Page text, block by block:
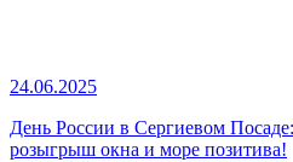
24.06.2025
День России в Сергиевом
розыгрыш окна и море позитива!